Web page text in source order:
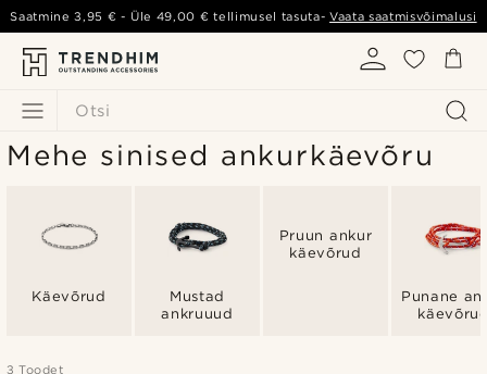
Otsi
Saatmine3,95 € - Üle 49,00 € tellimusel tasuta-Vaata saatmisvõimalusi
Mehe sinised ankurkäevõru
Käevõrud
Mustad
ankruuud
Pruun ankur
käevõrud
Punane
3 Toodet